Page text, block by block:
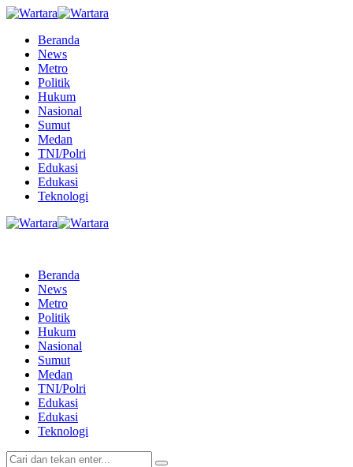
Beranda
News
Metro
Politik
Hukum
Nasional
Sumut
Medan
TNI/Polri
Edukasi
Edukasi
Teknologi
Beranda
News
Metro
Politik
Hukum
Nasional
Sumut
Medan
TNI/Polri
Edukasi
Edukasi
Teknologi